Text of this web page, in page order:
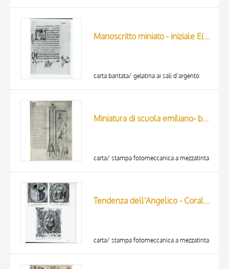
Manoscritto miniato - iniziale E(piscoum)
carta baritata/ gelatina ai sali d’argento
Miniatura di scuola emiliano- bolognese: campanai e musici - (Piacenza, Cattedrale, cod. 65, c. 270a)
carta/ stampa fotomeccanica a mezzatinta
Tendenza dell'Angelico - Corale 3 (1409) c. 39v. - Frati a coro; Tendenza dell'Angelico - Corale 3 (1409) c. 55v. - Danza di David; Lorenzo Monaco - Corale 3 (1409) c. 44v. - Profeta
carta/ stampa fotomeccanica a mezzatinta